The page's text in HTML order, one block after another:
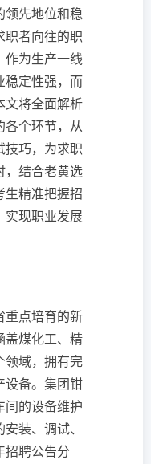
领先地位和稳
职者向往的职
作为生产一线
稳定性强，而
文将全面解析
各个环节，从
技巧，为求职
，结合老黄选
生精准把握招
实现职业发展
重点培育的新
盖煤化工、精
领域，拥有完
设备。集团钳
间的设备维护
装、调试、
招聘公告分